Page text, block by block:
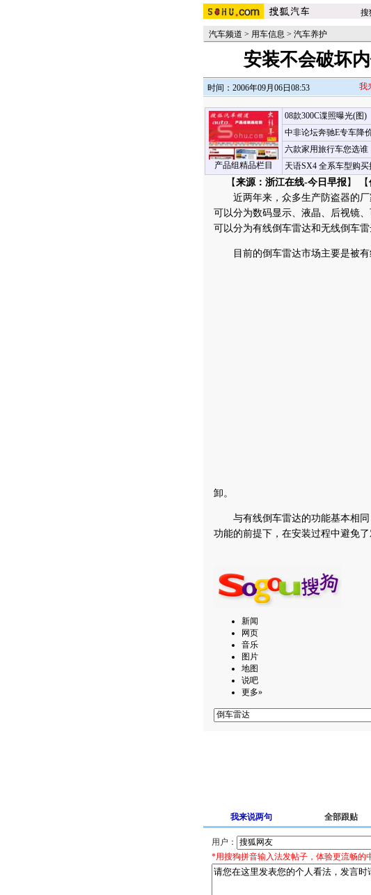
搜
汽车频道 > 用车信息 > 汽车养护
安装不会破坏
时间：2006年09月06日08:53 我
产品组精品栏目
08款300C谍照曝光(图)
中非论坛奔驰E专车降
六款家用旅行车您选谁
天语SX4 全系车型购买
【来源：浙江在线-今日早报】 【
近两年来，众多生产防盗器的厂
可以分为数码显示、液晶、后视镜
可以分为有线倒车雷达和无线倒车雷
目前的倒车雷达市场主要是被有
卸。
与有线倒车雷达的功能基本相同
功能的前提下，在安装过程中避免
新闻
网页
音乐
图片
地图
说吧
更多»
我来说两句 全部跟贴
用户：
*用搜狗拼音输入法发帖子，体验更流畅的